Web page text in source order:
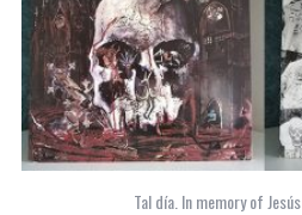
Tal día. In memory of Jesús